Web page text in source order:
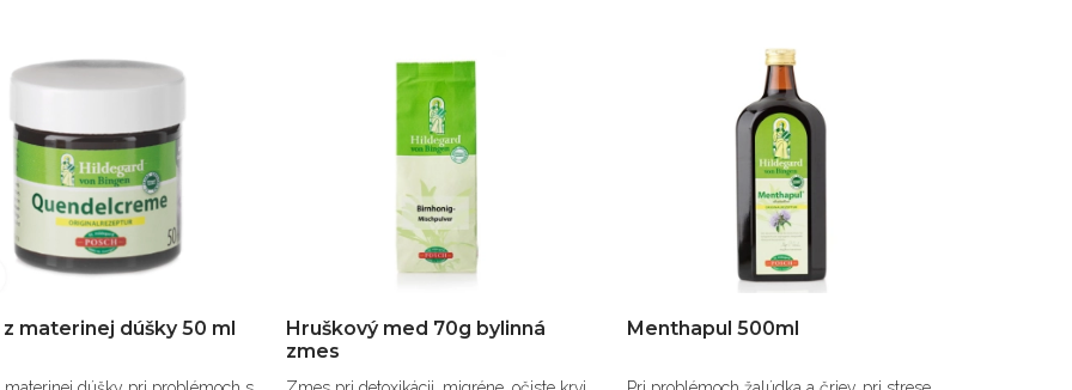
materinej dúšky 50 ml
Hruškový med 70g bylinná
zmes
Menthapul 500ml